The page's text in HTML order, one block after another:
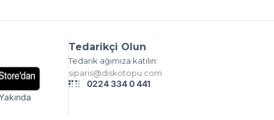
Tedarikçi Olun
Tedarik ağımıza katılın:
siparis@diskotopu.com
0224 334 0 441